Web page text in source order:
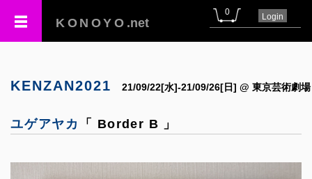
KONOYO .net
0 Login
KENZAN2021 21/09/22[水]-21/09/26[日] @ 東京芸術劇場
ユゲアヤカ 「 Border B 」